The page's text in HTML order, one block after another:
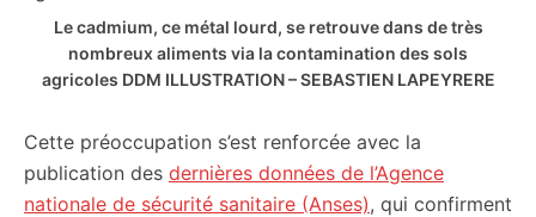
Le cadmium, ce métal lourd, se retrouve dans de très
nombreux aliments via la contamination des sols
agricoles DDM ILLUSTRATION – SEBASTIEN LAPEYRERE
Cette préoccupation s’est renforcée avec la
publication des dernières données de l’Agence
nationale de sécurité sanitaire (Anses), qui confirment